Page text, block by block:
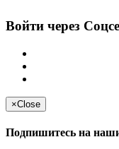
Войти через
×Close
Подпишитесь на